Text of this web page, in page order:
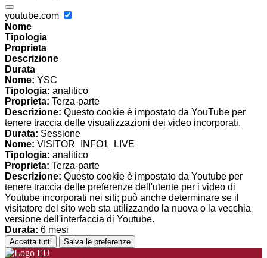
youtube.com
Nome
Tipologia
Proprieta
Descrizione
Durata
Nome: YSC
Tipologia: analitico
Proprieta: Terza-parte
Descrizione: Questo cookie è impostato da YouTube per
tenere traccia delle visualizzazioni dei video incorporati.
Durata: Sessione
Nome: VISITOR_INFO1_LIVE
Tipologia: analitico
Proprieta: Terza-parte
Descrizione: Questo cookie è impostato da Youtube per
tenere traccia delle preferenze dell'utente per i video di
Youtube incorporati nei siti; può anche determinare se il
visitatore del sito web sta utilizzando la nuova o la vecchia
versione dell'interfaccia di Youtube.
Durata: 6 mesi
Accetta tutti Salva le preferenze